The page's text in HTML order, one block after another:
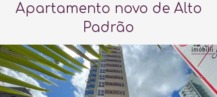
Apartamento novo de Alto
Padrão